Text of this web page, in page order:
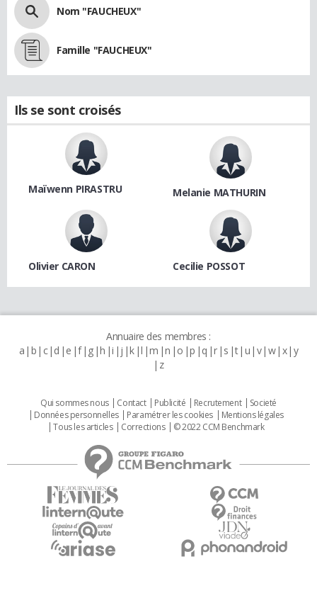
Nom "FAUCHEUX"
Famille "FAUCHEUX"
Ils se sont croisés
Maïwenn PIRASTRU Melanie MATHURIN
Olivier CARON Cecilie POSSOT
Annuaire des membres :
a b c d e f g h i j k l m n o p q r s t u v w x y
z
Qui sommes nous Contact Publicité Recrutement
Societé
Données personnelles
Paramétrer les cookies
Mentions légales
Tous les articles
Corrections © 2022 CCM Benchmark